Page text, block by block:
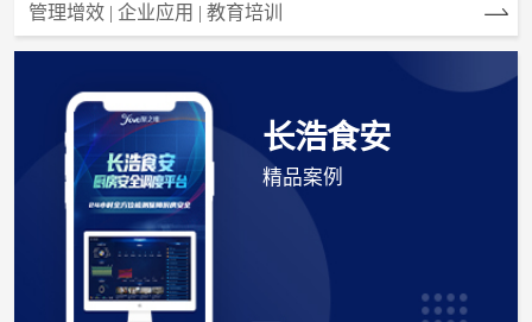
管理增效 | 企业应用 | 教育培训
长浩食安
精品案例